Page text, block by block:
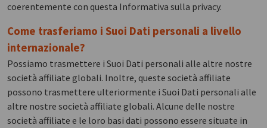
coerentemente con questa Informativa sulla privacy.
Come trasferiamo i Suoi Dati personali a livello
internazionale?
Possiamo trasmettere i Suoi Dati personali alle altre nostre
società affiliate globali. Inoltre, queste società affiliate
possono trasmettere ulteriormente i Suoi Dati personali alle
altre nostre società affiliate globali. Alcune delle nostre
società affiliate e le loro basi dati possono essere situate in